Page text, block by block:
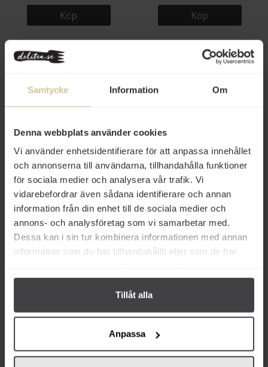
Samtycke Information Om
Denna webbplats använder cookies
Vi använder enhetsidentifierare för att anpassa innehållet
och annonserna till användarna, tillhandahålla funktioner
för sociala medier och analysera vår trafik. Vi
vidarebefordrar även sådana identifierare och annan
information från din enhet till de sociala medier och
annons- och analysföretag som vi samarbetar med.
Dessa kan i sin tur kombinera informationen med annan
information som du har tillhandahållit eller som de har
Tillåt alla
Anpassa
Köp Köp
55 kr
Familjen Labardi Extra Jungfru
Olivolja Tryffel 100ml
Köp
56 kr
Tesori del Matese Tryffelolja Vit
60ml
Köp